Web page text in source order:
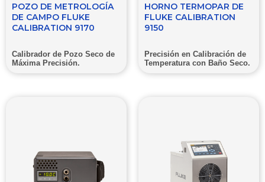
POZO DE METROLOGÍA
DE CAMPO FLUKE
CALIBRATION 9170
Calibrador de Pozo Seco de
Máxima Precisión.
HORNO TERMOPAR DE
FLUKE CALIBRATION
9150
Precisión en Calibración de
Temperatura con Baño Seco.